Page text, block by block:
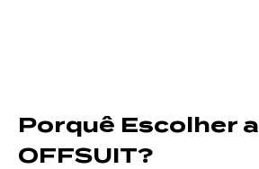
Porquê Escolher a
OFFSUIT?